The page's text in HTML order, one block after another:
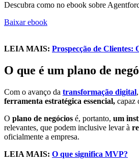
Descubra como no ebook sobre
Baixar ebook
LEIA MAIS: Prospecção de Clientes:
O que é um plano de
Com o avanço da transformação digital
ferramenta estratégica essencial, capaz
O plano de negócios é, portanto, um
relevantes, que podem inclusive levar à
oficialmente a empresa.
LEIA MAIS: O que significa MVP?